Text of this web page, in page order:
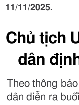
11/11/2025.
Chủ tịch
dân
Theo thông
dân diễn ra